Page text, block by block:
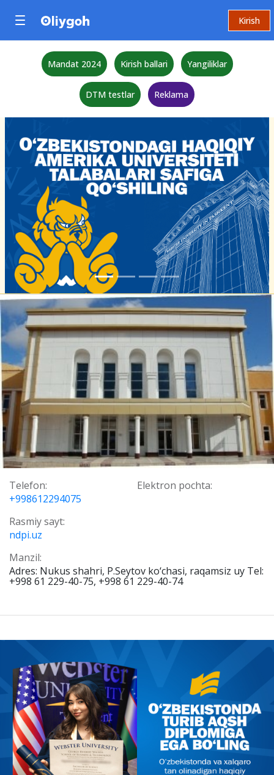
Kirish
Mandat 2024 Kirish ballari Yangiliklar
DTM testlar Reklama
Telefon:
+998612294075
Elektron pochta:
Rasmiy sayt:
ndpi.uz
Manzil:
Adres: Nukus shahri, P.Seytov ko‘chasi, raqamsiz uy Tel:
+998 61 229-40-75, +998 61 229-40-74